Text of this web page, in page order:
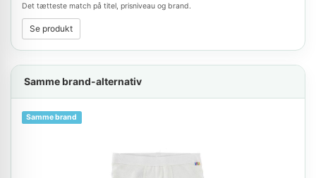
Det tætteste match på titel, prisniveau og brand.
Se produkt
Samme brand-alternativ
Samme brand